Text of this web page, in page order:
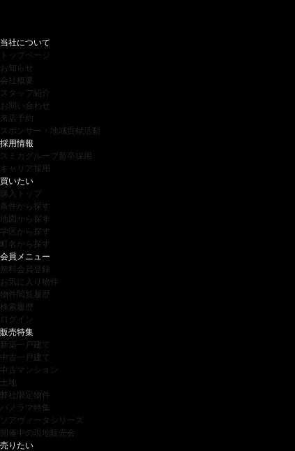
当社について
トップページ
お知らせ
会社概要
スタッフ紹介
お問い合わせ
来店予約
スポンサー・地域貢献活動
採用情報
スミカグループ新卒採用
キャリア採用
買いたい
購入トップ
条件から探す
地図から探す
学区から探す
町名から探す
会員メニュー
無料会員登録
お気に入り物件
物件閲覧履歴
検索履歴
ログイン
販売特集
新築一戸建て
中古一戸建て
中古マンション
土地
弊社限定物件
パノラマ特集
ソアヴィータシリーズ
開催中の現地販売会
売りたい